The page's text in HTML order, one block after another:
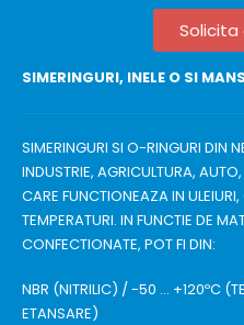
SIMERINGURI, INELE O SI
SIMERINGURI SI O-RINGURI DIN
INDUSTRIE, AGRICULTURA,
CARE FUNCTIONEAZA IN
TEMPERATURI. IN FUNCTIE DE
CONFECTIONATE, POT FI DIN:
NBR (NITRILIC) / -50 … +120ºC
ETANSARE)